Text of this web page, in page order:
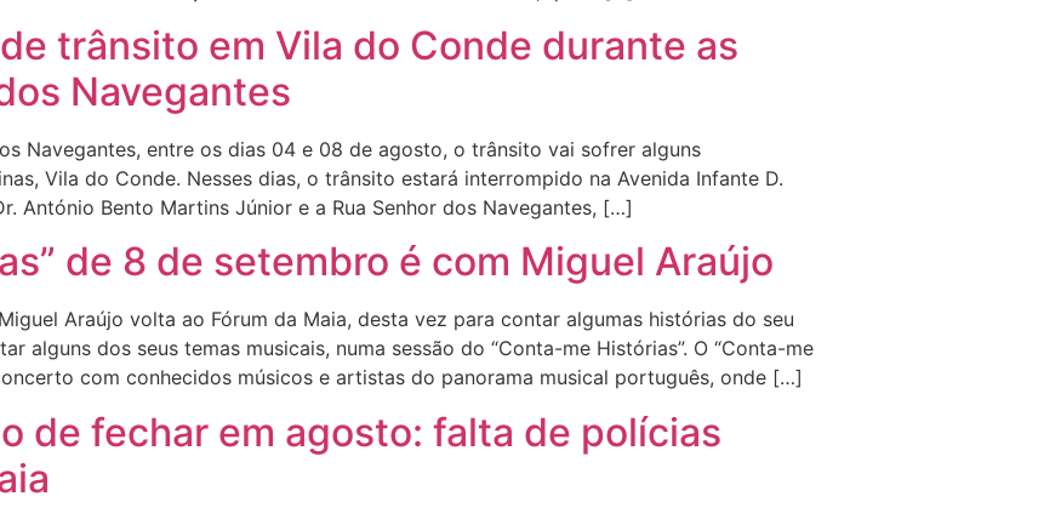
trânsito em Vila do Conde durante as
Navegantes
Navegantes, entre os dias 04 e 08 de agosto, o trânsito vai sofrer alguns
Vila do Conde. Nesses dias, o trânsito estará interrompido na Avenida Infante D.
António Bento Martins Júnior e a Rua Senhor dos Navegantes, […]
de 8 de setembro é com Miguel Araújo
Araújo volta ao Fórum da Maia, desta vez para contar algumas histórias do seu
alguns dos seus temas musicais, numa sessão do “Conta-me Histórias”. O “Conta-me
com conhecidos músicos e artistas do panorama musical português, onde […]
de fechar em agosto: falta de polícias